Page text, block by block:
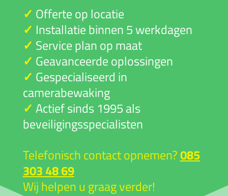
✓ Offerte op locatie
✓ Installatie binnen 5 werkdagen
✓ Service plan op maat
✓ Geavanceerde oplossingen
✓ Gespecialiseerd in
camerabewaking
✓ Actief sinds 1995 als
beveiligingsspecialisten
Telefonisch contact opnemen?085
303 48 69
Wij helpen u graag verder!